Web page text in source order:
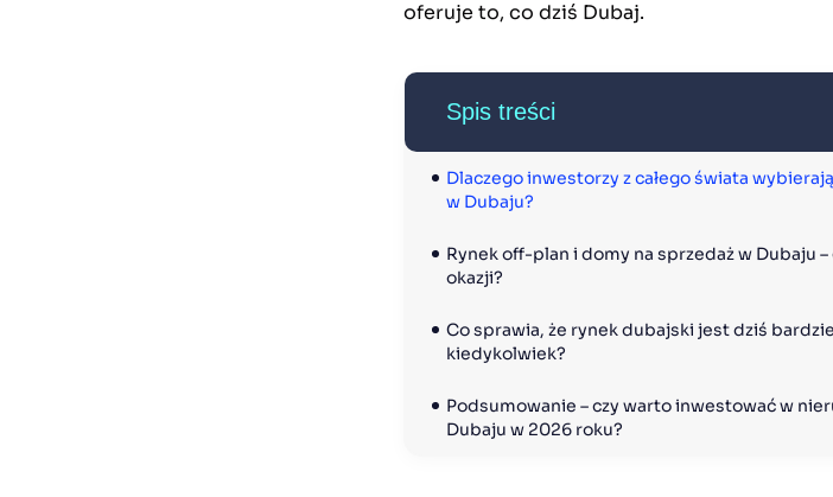
oferuje to, co dziś Dubaj.
Spis treści
Dlaczego inwestorzy z całego świata
w Dubaju?
Rynek off-plan i domy na sprzedaż w Dubaju
okazji?
Co sprawia, że rynek dubajski jest dziś
kiedykolwiek?
Podsumowanie – czy warto inwestować w
Dubaju w 2026 roku?